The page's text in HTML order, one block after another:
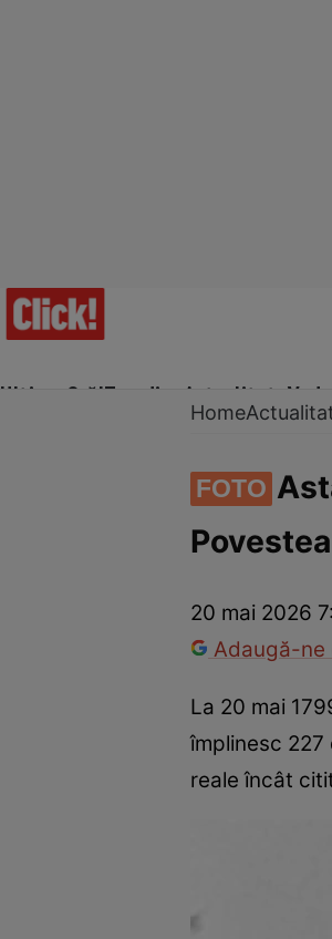
Ultima Oră!Trending Actualitate
Internațional
Home
FOTO
20 mai 2026
Adaugă-ne
La 20 mai
împlinesc
reale încât